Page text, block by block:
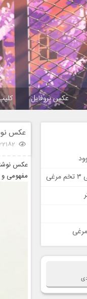
عکس پروفایل
عکس
22182
عکس
مفهومی و